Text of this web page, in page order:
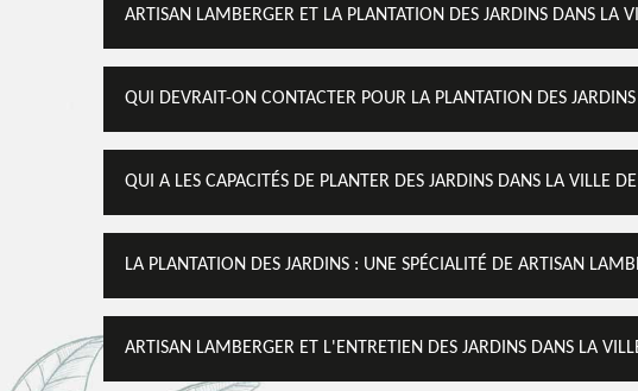
ARTISAN LAMBERGER ET LA PLANTATION DES JARDINS DANS LA
QUI DEVRAIT-ON CONTACTER POUR LA PLANTATION DES
QUI A LES CAPACITÉS DE PLANTER DES JARDINS DANS LA VILLE
LA PLANTATION DES JARDINS : UNE SPÉCIALITÉ DE ARTISAN
ARTISAN LAMBERGER ET L'ENTRETIEN DES JARDINS DANS LA